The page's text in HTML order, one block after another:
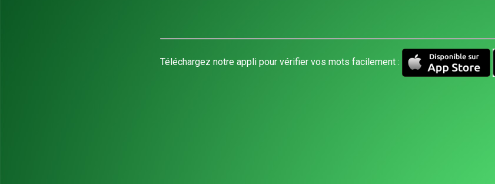
Téléchargez notre appli pour vérifier vos mots facilement :